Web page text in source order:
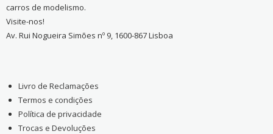
carros de modelismo.
Visite-nos!
Av. Rui Nogueira Simões nº 9, 1600-867 Lisboa
Livro de Reclamações
Termos e condições
Política de privacidade
Trocas e Devoluções